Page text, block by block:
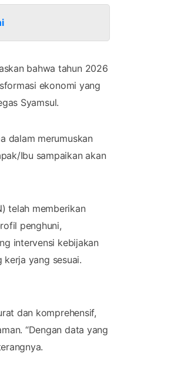
bahwa tahun 2026
ekonomi yang
Syamsul.
dalam merumuskan
Ibu sampaikan akan
telah memberikan
penghuni,
intervensi kebijakan
kerja yang sesuai.
dan komprehensif,
“Dengan data yang